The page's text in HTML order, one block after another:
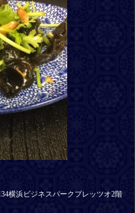
横浜ビジネスパークプレッツオ2階